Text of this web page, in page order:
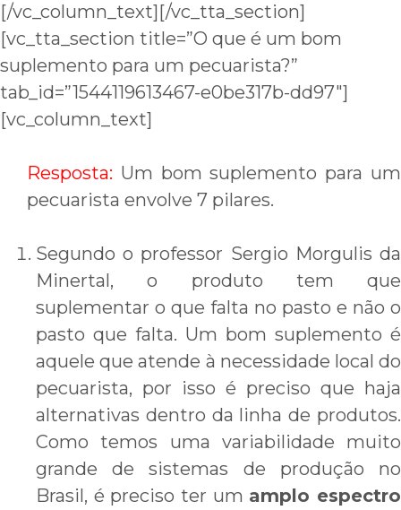
[/vc_column_text][/vc_tta_section]
[vc_tta_section title=”O que é um bom
suplemento para um pecuarista?”
tab_id=”1544119613467-e0be317b-dd97″]
[vc_column_text]
Resposta: Um bom suplemento para um
pecuarista envolve 7 pilares.
Segundo o professor Sergio Morgulis da
Minertal, o produto tem que
suplementar o que falta no pasto e não o
pasto que falta. Um bom suplemento é
aquele que atende à necessidade local do
pecuarista, por isso é preciso que haja
alternativas dentro da linha de produtos.
Como temos uma variabilidade muito
grande de sistemas de produção no
Brasil, é preciso ter um amplo espectro